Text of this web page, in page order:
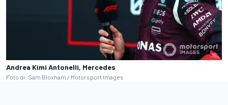
Andrea Kimi Antonelli, Mercedes
Foto di: Sam Bloxham / Motorsport Images